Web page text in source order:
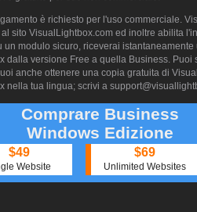
è richiesto per l'uso commerciale.
sito VisualLightbox.com ed inoltre abilita
un modulo sicuro, riceverai
dalla versione Free a quella Business.
anche ottenere una copia gratuita di
nella tua lingua; scrivi a
Comprare Business
Windows Edizione
$49
Website
$69
Unlimited Websites